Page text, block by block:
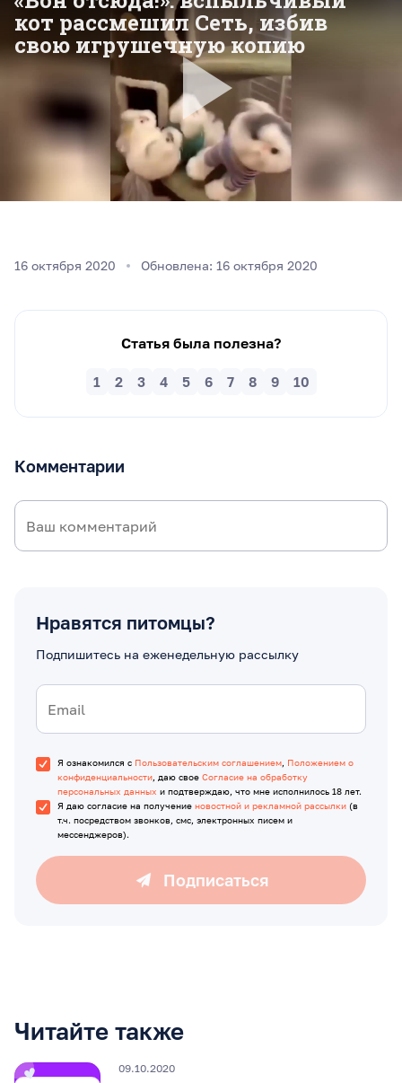
16 октября 2020 Обновлена: 16 октября 2020
Статья была полезна?
10
9
8
7
6
5
4
3
2
1
Комментарии
Нравятся питомцы?
Подпишитесь на еженедельную рассылку
Я ознакомился с Пользовательским соглашением, Положением о
конфиденциальности, даю свое Согласие на обработку
персональных данных и подтверждаю, что мне исполнилось 18 лет.
Я даю согласие на получение новостной и рекламной рассылки (в
т.ч. посредством звонков, смс, электронных писем и
мессенджеров).
Подписаться
Читайте также
09.10.2020